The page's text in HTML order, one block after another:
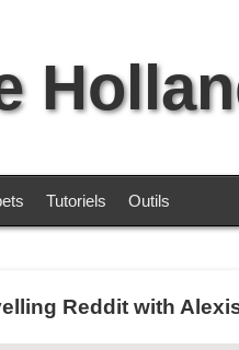
Tutoriels Outils
Reddit with